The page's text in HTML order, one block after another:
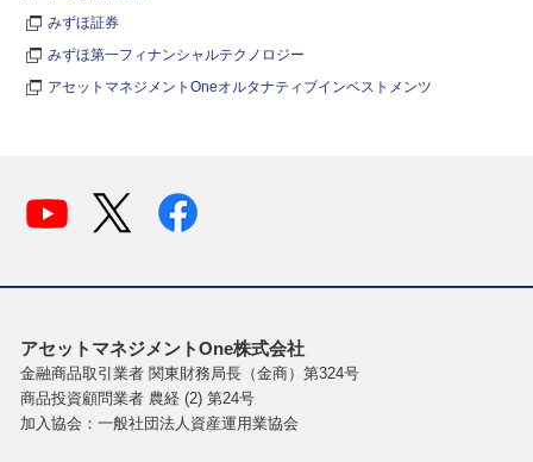
みずほ証券
みずほ第一フィナンシャルテクノロジー
アセットマネジメントOneオルタナティブインベストメンツ
アセットマネジメントOne株式会社
金融商品取引業者 関東財務局長（金商）第324号
商品投資顧問業者 農経 (2) 第24号
加入協会：一般社団法人資産運用業協会